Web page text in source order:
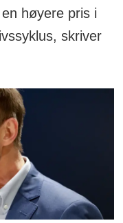
høyere pris i
skriver